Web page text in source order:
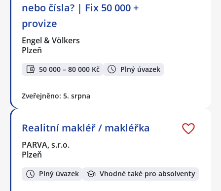
nebo čísla? | Fix 50 000 +
provize
Engel & Völkers
Plzeň
50 000 – 80 000 Kč Plný úvazek
Zveřejněno: 5. srpna
Realitní makléř / makléřka
PARVA, s.r.o.
Plzeň
Plný úvazek Vhodné také pro absolventy